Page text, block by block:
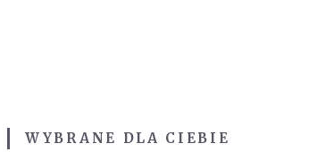
WYBRANE DLA CIEBIE